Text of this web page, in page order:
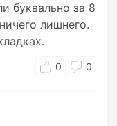
буквально за 8
лишнего.
0 0